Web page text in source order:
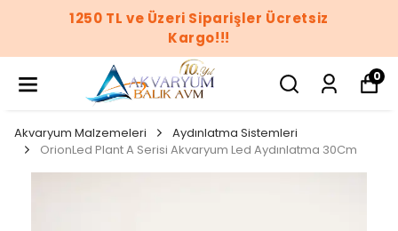
1250 TL ve Üzeri Siparişler Ücretsiz
Kargo!!!
0
Akvaryum Malzemeleri
Aydınlatma Sistemleri
OrionLed Plant A Serisi Akvaryum Led Aydınlatma 30Cm